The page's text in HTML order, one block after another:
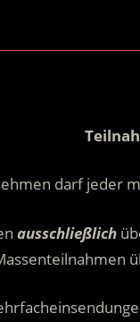
darf jeder
ausschließlich